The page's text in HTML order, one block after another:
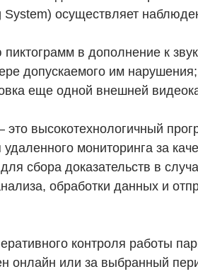
осуществляет
в дополнение к
допускаемого им нарушения;
еще одной внешней
высокотехнологичный
мониторинга за
сбора доказательств в
обработки данных и
контроля работы
онлайн или за выбранный